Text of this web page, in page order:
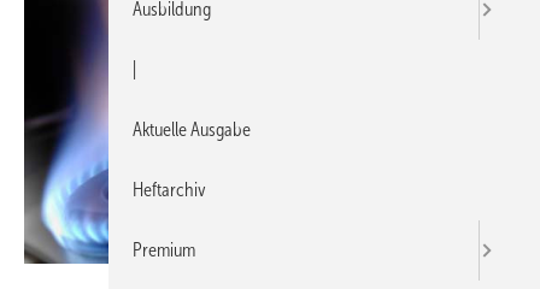
Wolfilser - stock.adobe.com
Ausbildung
Aktuelle Ausgabe
Heftarchiv
Premium